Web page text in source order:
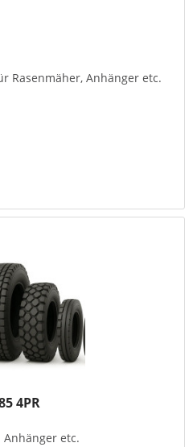
Rasenmäher, Anhänger etc.
4PR
etc.